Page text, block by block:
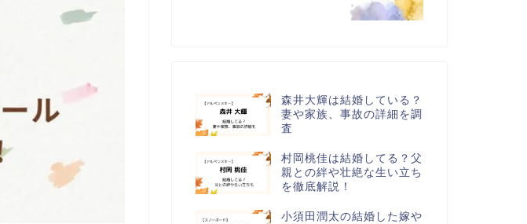
森井大輝は結婚している？
妻や家族、事故の詳細を調
査
村岡桃佳は結婚してる？父
親との絆や壮絶な生い立ち
を徹底解説！
小須田潤太の結婚した嫁や